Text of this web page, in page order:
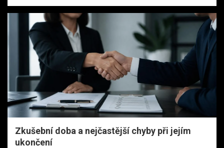
Zkušební doba a nejčastější chyby při jejím
ukončení